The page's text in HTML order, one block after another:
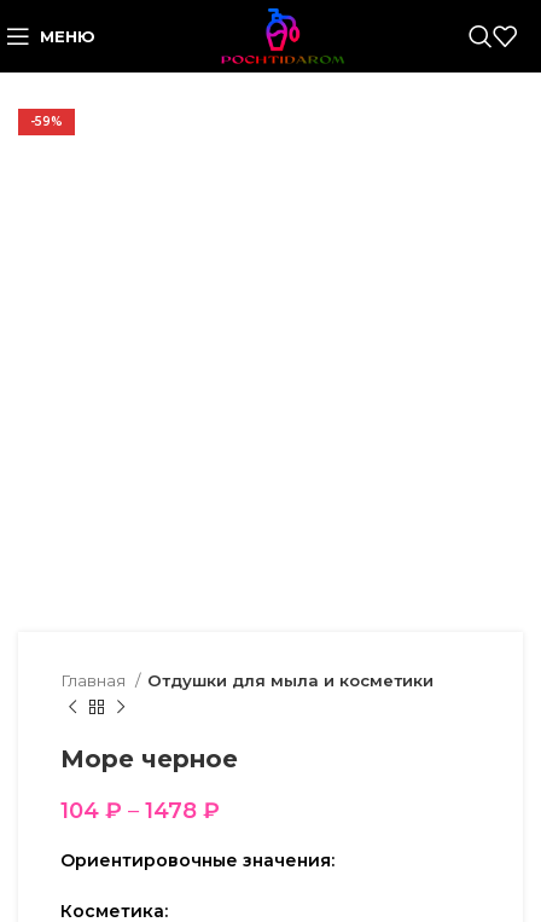
МЕНЮ
-59%
Главная Отдушки для мыла и косметики
Море черное
104 ₽ – 1478 ₽
Ориентировочные значения:
Косметика: